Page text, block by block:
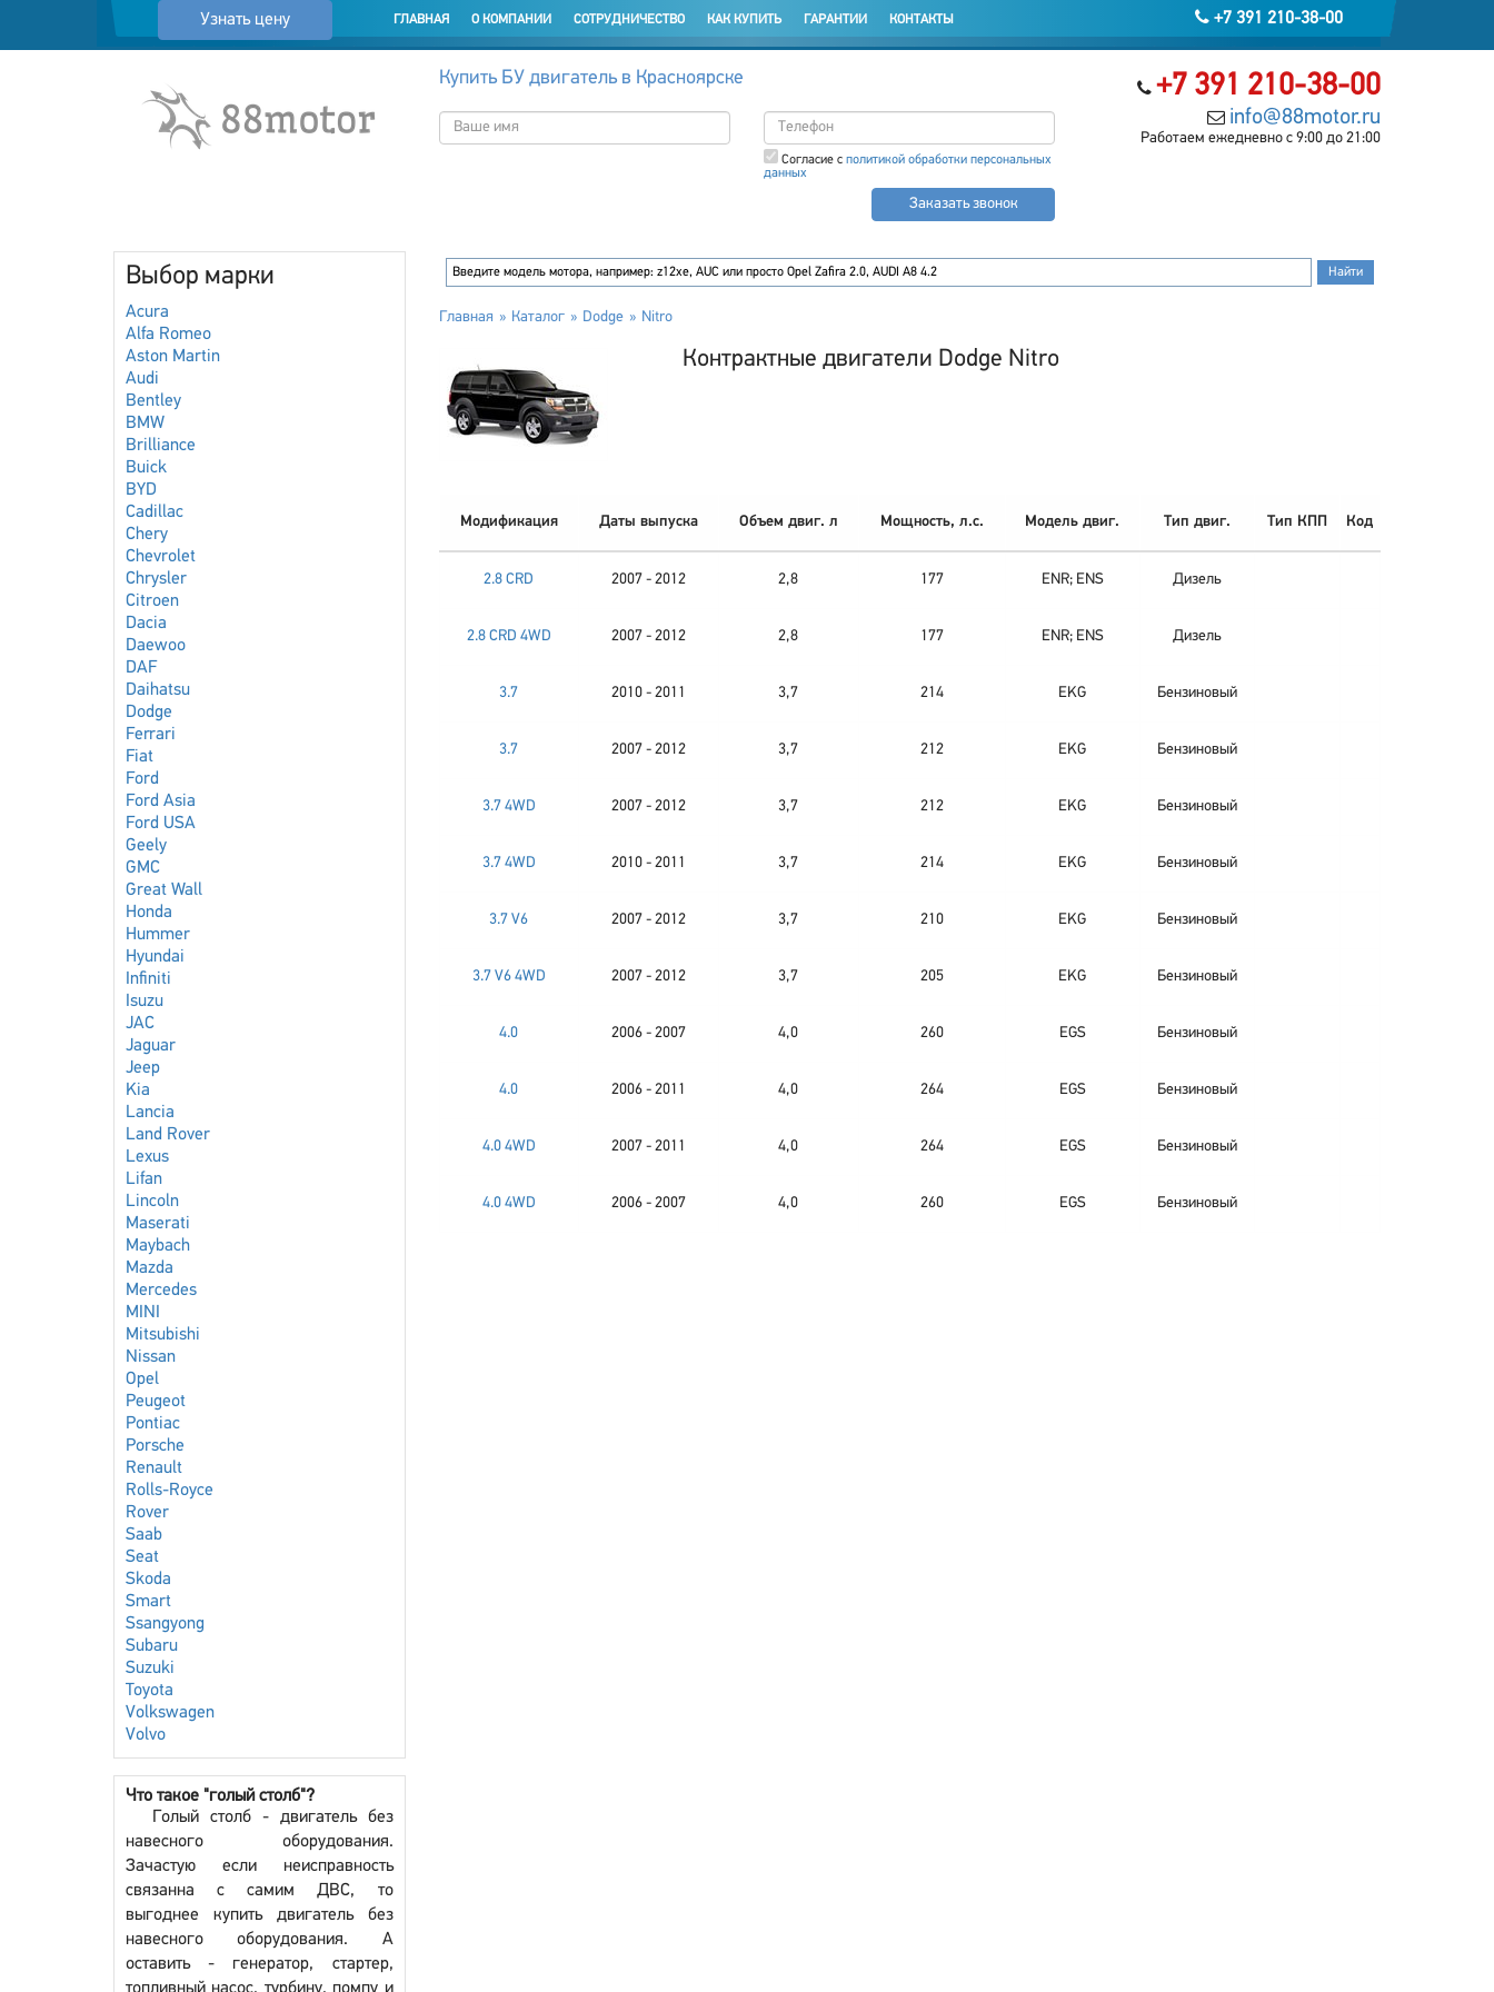
Узнать цену +7 391 210-38-00
ГЛАВНАЯ О КОМПАНИИ СОТРУДНИЧЕСТВО КАК КУПИТЬ ГАРАНТИИ КОНТАКТЫ
+7 391 210-38-00
info@88motor.ru
Работаем ежедневно с 9:00 до 21:00
Купить БУ двигатель в Красноярске
Согласие с политикой обработки персональных
данных
Заказать звонок
Выбор марки
Acura
Alfa Romeo
Aston Martin
Audi
Bentley
BMW
Brilliance
Buick
BYD
Cadillac
Chery
Chevrolet
Chrysler
Citroen
Dacia
Daewoo
DAF
Daihatsu
Dodge
Ferrari
Fiat
Ford
Ford Asia
Ford USA
Geely
GMC
Great Wall
Honda
Hummer
Hyundai
Infiniti
Isuzu
JAC
Jaguar
Jeep
Kia
Lancia
Land Rover
Lexus
Lifan
Lincoln
Maserati
Maybach
Mazda
Mercedes
MINI
Mitsubishi
Nissan
Opel
Peugeot
Pontiac
Porsche
Renault
Rolls-Royce
Rover
Saab
Seat
Skoda
Smart
Ssangyong
Subaru
Suzuki
Toyota
Volkswagen
Volvo
Что такое "голый столб"?
Голый столб - двигатель без
навесного оборудования.
Зачастую если неисправность
связанна с самим ДВС, то
выгоднее купить двигатель без
навесного оборудования. А
оставить - генератор, стартер,
Главная Каталог Dodge Nitro
Контрактные двигатели Dodge Nitro
Модификация Даты выпуска Объем двиг. л Мощность, л.с. Модель двиг. Тип двиг. Тип КПП Код
2.8 CRD 2007 - 2012 2,8 177 ENR; ENS Дизель
2.8 CRD 4WD 2007 - 2012 2,8 177 ENR; ENS Дизель
3.7 2010 - 2011 3,7 214 EKG Бензиновый
3.7 2007 - 2012 3,7 212 EKG Бензиновый
3.7 4WD 2007 - 2012 3,7 212 EKG Бензиновый
3.7 4WD 2010 - 2011 3,7 214 EKG Бензиновый
3.7 V6 2007 - 2012 3,7 210 EKG Бензиновый
3.7 V6 4WD 2007 - 2012 3,7 205 EKG Бензиновый
4.0 2006 - 2007 4,0 260 EGS Бензиновый
4.0 2006 - 2011 4,0 264 EGS Бензиновый
4.0 4WD 2007 - 2011 4,0 264 EGS Бензиновый
4.0 4WD 2006 - 2007 4,0 260 EGS Бензиновый